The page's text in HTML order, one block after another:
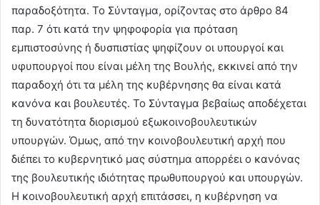
παραδοξότητα. Το Σύνταγμα, ορίζοντας στο άρθρο 84
παρ. 7 ότι κατά την ψηφοφορία για πρόταση
εμπιστοσύνης ή δυσπιστίας ψηφίζουν οι υπουργοί και
υφυπουργοί που είναι μέλη της Βουλής, εκκινεί από την
παραδοχή ότι τα μέλη της κυβέρνησης θα είναι κατά
κανόνα και βουλευτές. Το Σύνταγμα βεβαίως αποδέχεται
τη δυνατότητα διορισμού εξωκοινοβουλευτικών
υπουργών. Όμως, από την κοινοβουλευτική αρχή που
διέπει το κυβερνητικό μας σύστημα απορρέει ο κανόνας
της βουλευτικής ιδιότητας πρωθυπουργού και υπουργών.
Η κοινοβουλευτική αρχή επιτάσσει, η κυβέρνηση να